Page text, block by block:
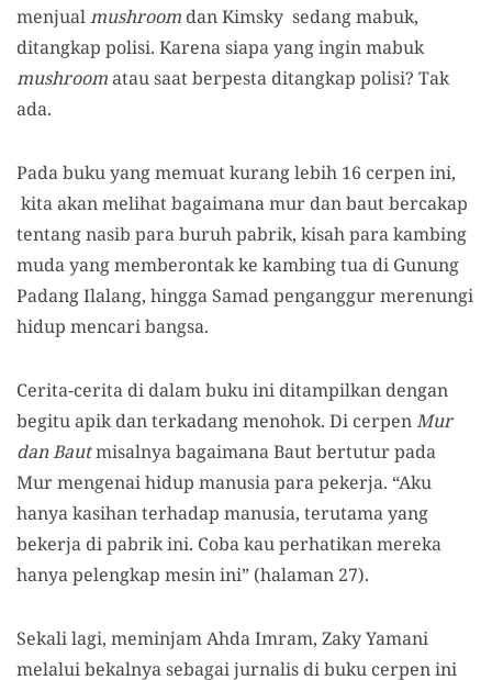
menjualmushroom dan Kimsky sedang mabuk,
ditangkap polisi. Karena siapa yang ingin mabuk
mushroomatau saat berpesta ditangkap polisi? Tak
ada.
Pada buku yang memuat kurang lebih 16 cerpen ini,
kita akan melihat bagaimana mur dan baut bercakap
tentang nasib para buruh pabrik, kisah para kambing
muda yang memberontak ke kambing tua di Gunung
Padang Ilalang, hingga Samad penganggur merenungi
hidup mencari bangsa.
Cerita-cerita di dalam buku ini ditampilkan dengan
begitu apik dan terkadang menohok. Di cerpenMur
dan Bautmisalnya bagaimana Baut bertutur pada
Mur mengenai hidup manusia para pekerja. “Aku
hanya kasihan terhadap manusia, terutama yang
bekerja di pabrik ini. Coba kau perhatikan mereka
hanya pelengkap mesin ini” (halaman 27).
Sekali lagi, meminjam Ahda Imram, Zaky Yamani
melalui bekalnya sebagai jurnalis di buku cerpen ini